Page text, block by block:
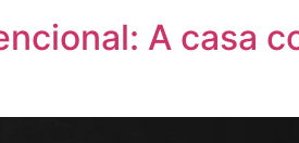
A casa